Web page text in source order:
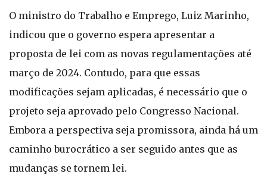
O ministro do Trabalho e Emprego, Luiz Marinho,
indicou que o governo espera apresentar a
proposta de lei com as novas regulamentações até
março de 2024. Contudo, para que essas
modificações sejam aplicadas, é necessário que o
projeto seja aprovado pelo Congresso Nacional.
Embora a perspectiva seja promissora, ainda há um
caminho burocrático a ser seguido antes que as
mudanças se tornem lei.